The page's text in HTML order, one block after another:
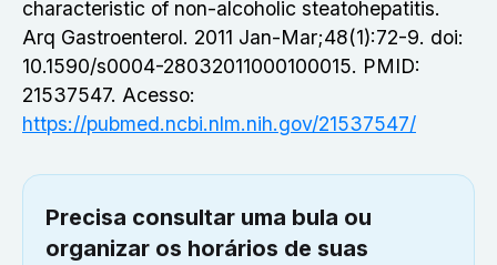
characteristic of non-alcoholic steatohepatitis.
Arq Gastroenterol. 2011 Jan-Mar;48(1):72-9. doi:
10.1590/s0004-28032011000100015. PMID:
21537547. Acesso:
https://pubmed.ncbi.nlm.nih.gov/21537547/
Precisa consultar uma bula ou
organizar os horários de suas